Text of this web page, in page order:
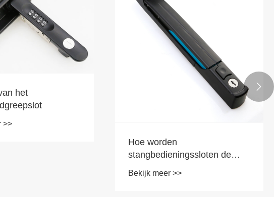
het
>>
Hoe worden
stangbedieningssloten de
beschermingsscenario's met
Bekijk meer >>
